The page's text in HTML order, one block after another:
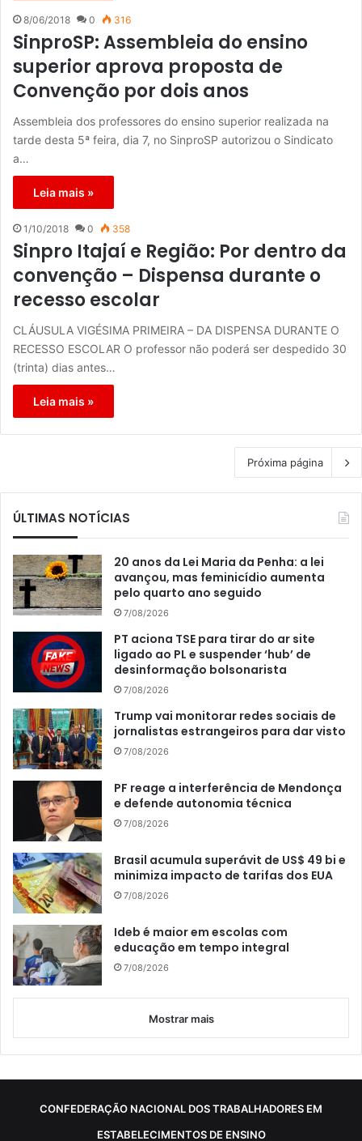
8/06/2018 0 316
SinproSP: Assembleia do ensino
superior aprova proposta de
Convenção por dois anos
Assembleia dos professores do ensino superior realizada na
tarde desta 5ª feira, dia 7, no SinproSP autorizou o Sindicato
a…
Leia mais »
1/10/2018 0 358
Sinpro Itajaí e Região: Por dentro da
convenção – Dispensa durante o
recesso escolar
CLÁUSULA VIGÉSIMA PRIMEIRA – DA DISPENSA DURANTE O
RECESSO ESCOLAR O professor não poderá ser despedido 30
(trinta) dias antes…
Leia mais »
Próxima página
ÚLTIMAS NOTÍCIAS
20 anos da Lei Maria da Penha: a lei
avançou, mas feminicídio aumenta
pelo quarto ano seguido
7/08/2026
PT aciona TSE para tirar do ar site
ligado ao PL e suspender ‘hub’ de
desinformação bolsonarista
7/08/2026
Trump vai monitorar redes sociais de
jornalistas estrangeiros para dar visto
7/08/2026
PF reage a interferência de Mendonça
e defende autonomia técnica
7/08/2026
Brasil acumula superávit de US$ 49 bi e
minimiza impacto de tarifas dos EUA
7/08/2026
Ideb é maior em escolas com
educação em tempo integral
7/08/2026
Mostrar mais
CONFEDERAÇÃO NACIONAL DOS TRABALHADORES EM
ESTABELECIMENTOS DE ENSINO